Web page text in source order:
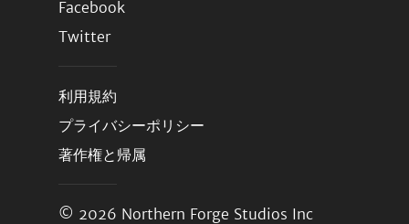
Facebook
Twitter
利用規約
プライバシーポリシー
著作権と帰属
© 2026 Northern Forge Studios Inc